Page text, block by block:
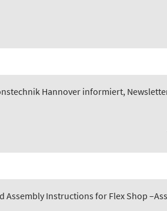
Hannover informiert,
Assembly Instructions for Flex Shop